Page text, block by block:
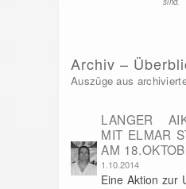
Archiv –
Auszüge aus
LANGER
MIT ELMAR
AM
1.10.2014
Eine Aktion zur